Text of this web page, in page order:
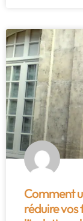
Comment
réduire vos